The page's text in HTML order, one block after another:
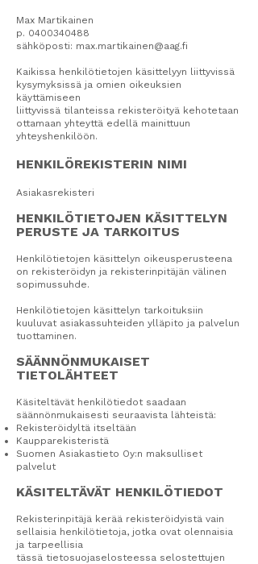
Max Martikainen
p. 0400340488
sähköposti: max.martikainen@aag.fi
Kaikissa henkilötietojen käsittelyyn liittyvissä
kysymyksissä ja omien oikeuksien
käyttämiseen
liittyvissä tilanteissa rekisteröityä kehotetaan
ottamaan yhteyttä edellä mainittuun
yhteyshenkilöön.
HENKILÖREKISTERIN NIMI
Asiakasrekisteri
HENKILÖTIETOJEN KÄSITTELYN
PERUSTE JA TARKOITUS
Henkilötietojen käsittelyn oikeusperusteena
on rekisteröidyn ja rekisterinpitäjän välinen
sopimussuhde.
Henkilötietojen käsittelyn tarkoituksiin
kuuluvat asiakassuhteiden ylläpito ja palvelun
tuottaminen.
SÄÄNNÖNMUKAISET
TIETOLÄHTEET
Käsiteltävät henkilötiedot saadaan
säännönmukaisesti seuraavista lähteistä:
Rekisteröidyltä itseltään
Kaupparekisteristä
Suomen Asiakastieto Oy:n maksulliset
palvelut
KÄSITELTÄVÄT HENKILÖTIEDOT
Rekisterinpitäjä kerää rekisteröidyistä vain
sellaisia henkilötietoja, jotka ovat olennaisia
ja tarpeellisia
tässä tietosuojaselosteessa selostettujen